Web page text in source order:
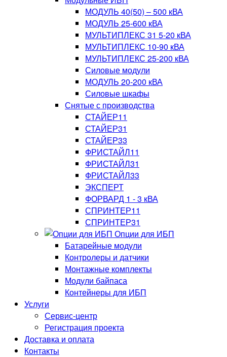
МОДУЛЬ 40(50) – 500 кВА
МОДУЛЬ 25-600 кВА
МУЛЬТИПЛЕКС 31 5-20 кВА
МУЛЬТИПЛЕКС 10-90 кВА
МУЛЬТИПЛЕКС 25-200 кВА
Силовые модули
МОДУЛЬ 20-200 кВА
Силовые шкафы
Снятые с производства
СТАЙЕР11
СТАЙЕР31
СТАЙЕР33
ФРИСТАЙЛ11
ФРИСТАЙЛ31
ФРИСТАЙЛ33
ЭКСПЕРТ
ФОРВАРД 1 - 3 кВА
СПРИНТЕР11
СПРИНТЕР31
Опции для ИБП
Батарейные модули
Контролеры и датчики
Монтажные комплекты
Модули байпаса
Контейнеры для ИБП
Услуги
Сервис-центр
Регистрация проекта
Доставка и оплата
Контакты